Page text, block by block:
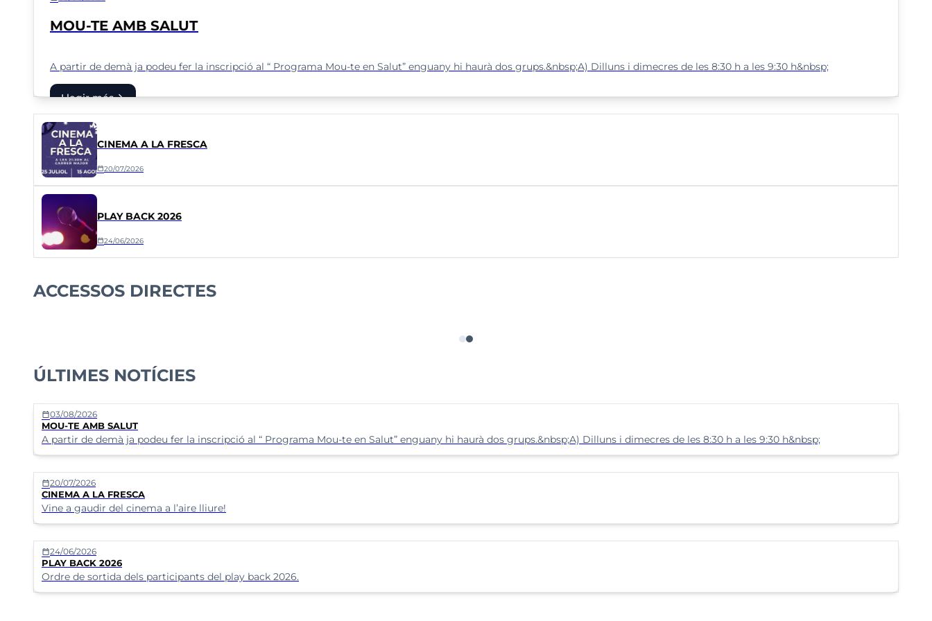
MOU-TE AMB SALUT
A partir de demà ja podeu fer la inscripció al “ Programa Mou-te en Salut” enguany hi haurà dos grups.&nbsp;A) Dilluns i dimecres de les 8:30 h a les 9:30 h&nbsp;
Llegir mésarrow_forward
CINEMA A LA FRESCA
calendar_today20/07/2026
PLAY BACK 2026
calendar_today24/06/2026
ACCESSOS DIRECTES
ÚLTIMES NOTÍCIES
calendar_today03/08/2026
MOU-TE AMB SALUT
A partir de demà ja podeu fer la inscripció al “ Programa Mou-te en Salut” enguany hi haurà dos grups.&nbsp;A) Dilluns i dimecres de les 8:30 h a les 9:30 h&nbsp;
calendar_today20/07/2026
CINEMA A LA FRESCA
Vine a gaudir del cinema a l’aire lliure!
calendar_today24/06/2026
PLAY BACK 2026
Ordre de sortida dels participants del play back 2026.